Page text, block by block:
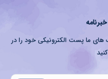
های ما پست الکترونیکی خود را در